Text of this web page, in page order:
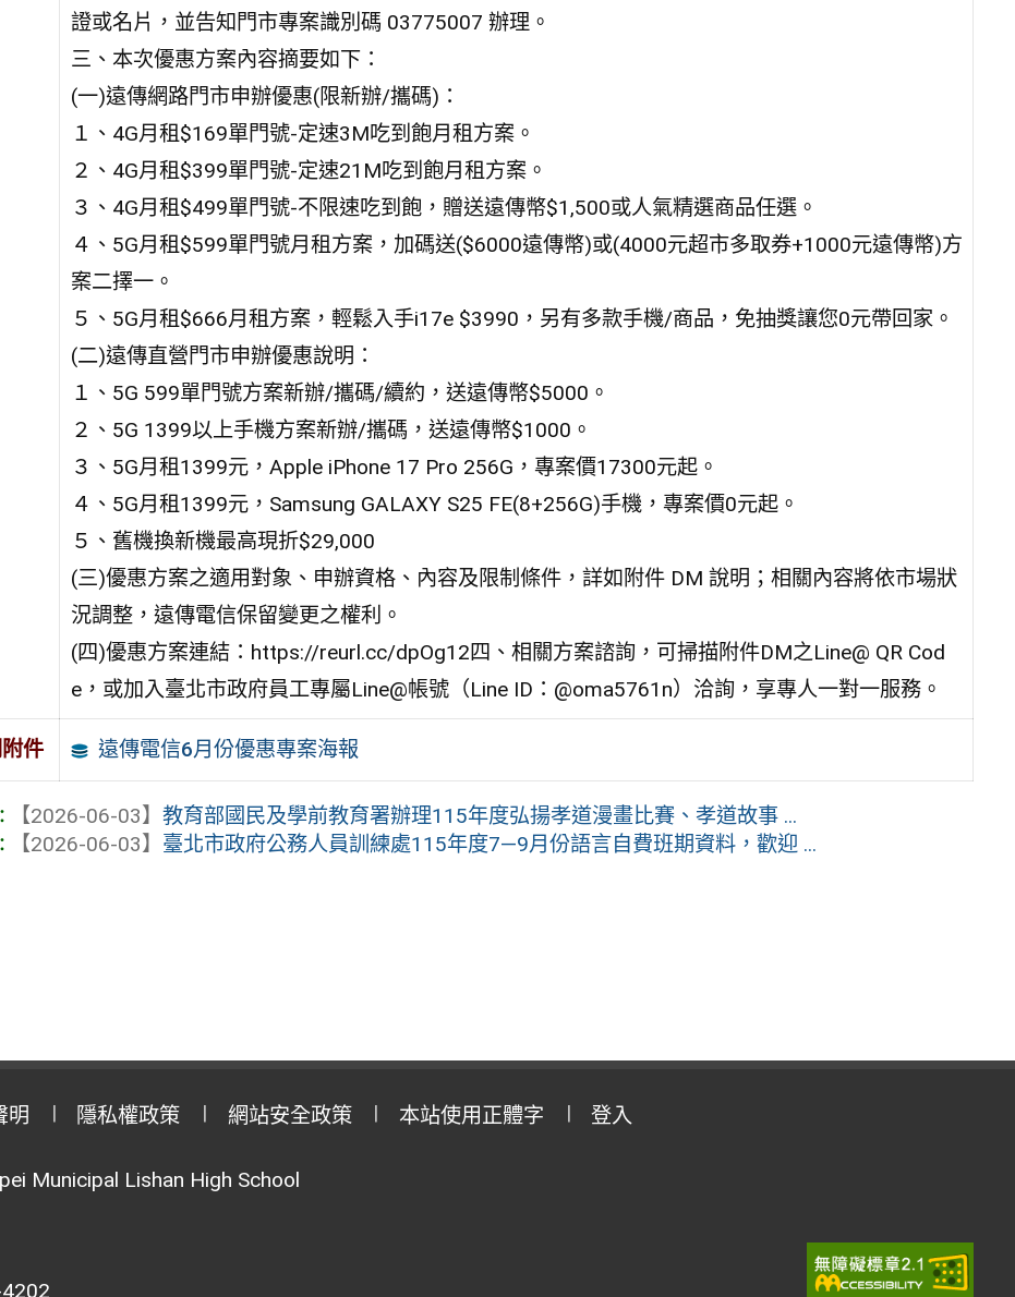
證或名片，並告知門市專案識別碼 03775007 辦理。
三、本次優惠方案內容摘要如下：
(一)遠傳網路門市申辦優惠(限新辦/攜碼)：
１、4G月租$169單門號-定速3M吃到飽月租方案。
２、4G月租$399單門號-定速21M吃到飽月租方案。
３、4G月租$499單門號-不限速吃到飽，贈送遠傳幣$1,500或人氣精選商品任選。
４、5G月租$599單門號月租方案，加碼送($6000遠傳幣)或(4000元超市多取券+1000元遠傳幣)方
案二擇一。
５、5G月租$666月租方案，輕鬆入手i17e $3990，另有多款手機/商品，免抽獎讓您0元帶回家。
(二)遠傳直營門市申辦優惠說明：
１、5G 599單門號方案新辦/攜碼/續約，送遠傳幣$5000。
２、5G 1399以上手機方案新辦/攜碼，送遠傳幣$1000。
３、5G月租1399元，Apple iPhone 17 Pro 256G，專案價17300元起。
４、5G月租1399元，Samsung GALAXY S25 FE(8+256G)手機，專案價0元起。
５、舊機換新機最高現折$29,000
(三)優惠方案之適用對象、申辦資格、內容及限制條件，詳如附件 DM 說明；相關內容將依市場狀
況調整，遠傳電信保留變更之權利。
(四)優惠方案連結：https://reurl.cc/dpOg12四、相關方案諮詢，可掃描附件DM之Line@ QR Cod
e，或加入臺北市政府員工專屬Line@帳號（Line ID：@oma5761n）洽詢，享專人一對一服務。
件 遠傳電信6月份優惠專案海報
【2026-06-03】教育部國民及學前教育署辦理115年度弘揚孝道漫畫比賽、孝道故事 ...
【2026-06-03】 臺北市政府公務人員訓練處115年度7—9月份語言自費班期資料，歡迎 ...
明 隱私權政策 網站安全政策 本站使用正體字 登入
Municipal Lishan High School